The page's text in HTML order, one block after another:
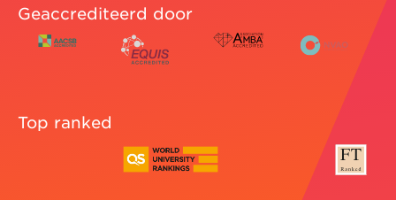
Geaccrediteerd door
Top ranked